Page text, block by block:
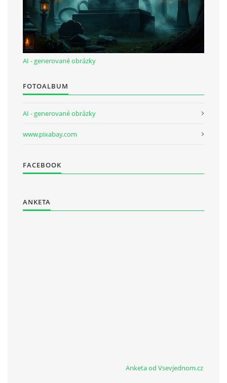
AI - generované obrázky
FOTOALBUM
AI - generované obrázky
www.pixabay.com
FACEBOOK
ANKETA
Anketa od Vsevjednom.cz